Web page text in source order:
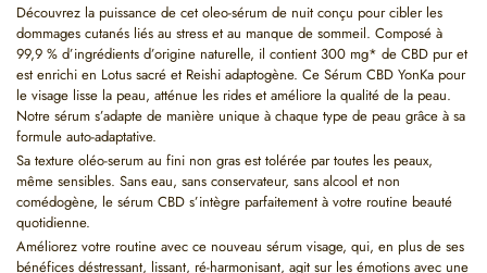
Découvrez la puissance de cet oleo-sérum de nuit conçu pour cibler les
dommages cutanés liés au stress et au manque de sommeil. Composé à
99,9 % d’ingrédients d’origine naturelle, il contient 300 mg* de CBD pur et
est enrichi en Lotus sacré et Reishi adaptogène. Ce Sérum CBD YonKa pour
le visage lisse la peau, atténue les rides et améliore la qualité de la peau.
Notre sérum s’adapte de manière unique à chaque type de peau grâce à sa
formule auto-adaptative.
Sa texture oléo-serum au fini non gras est tolérée par toutes les peaux,
même sensibles. Sans eau, sans conservateur, sans alcool et non
comédogène, le sérum CBD s’intègre parfaitement à votre routine beauté
quotidienne.
Améliorez votre routine avec ce nouveau sérum visage, qui, en plus de ses
bénéfices déstressant, lissant, ré-harmonisant, agit sur les émotions avec une